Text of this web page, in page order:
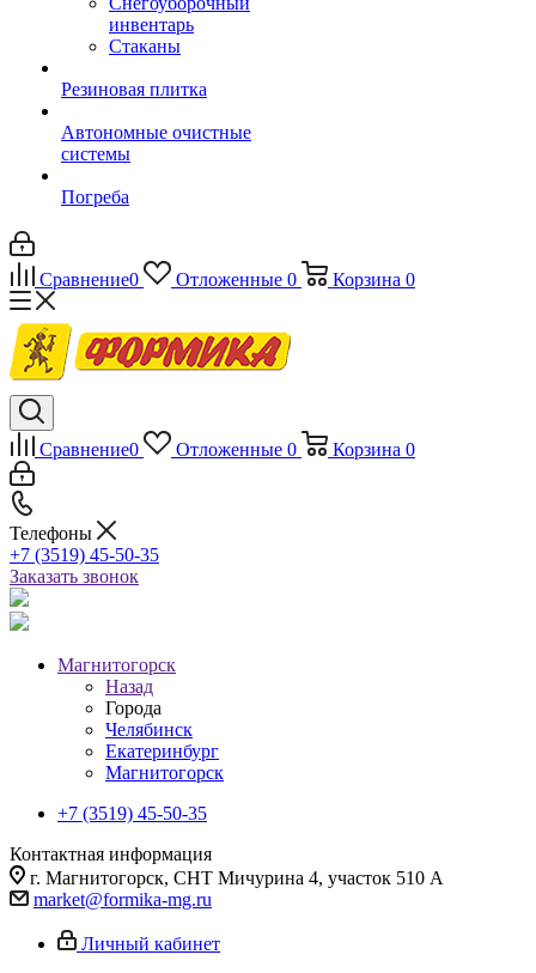
инвентарь
Стаканы
Резиновая плитка
Автономные очистные
системы
Погреба
Сравнение0 Отложенные 0 Корзина 0
Сравнение0 Отложенные 0 Корзина 0
Телефоны
+7 (3519) 45-50-35
Заказать звонок
Магнитогорск
Назад
Города
Челябинск
Екатеринбург
Магнитогорск
+7 (3519) 45-50-35
Контактная информация
г. Магнитогорск, СНТ Мичурина 4, участок 510 А
market@formika-mg.ru
Личный кабинет